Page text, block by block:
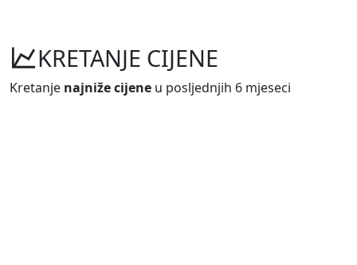
KRETANJE CIJENE
Kretanje najniže cijene u posljednjih 6 mjeseci